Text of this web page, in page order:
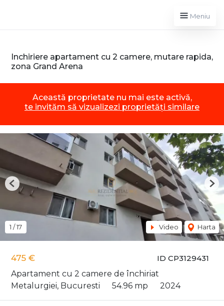
Meniu
Inchiriere apartament cu 2 camere, mutare rapida,
zona Grand Arena
Această proprietate nu mai este activă,
te invităm să vizualizezi proprietăți similare
ID CP3129431
475 €
Apartament cu 2 camere de închiriat
Metalurgiei, Bucuresti
54.96 mp 2024
1 /17 Video Harta
Previous